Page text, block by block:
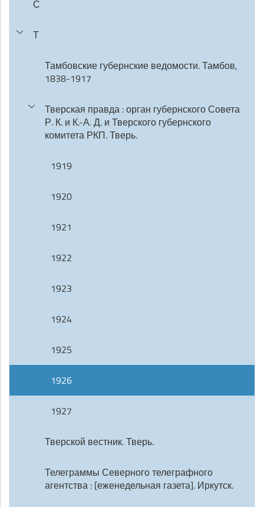
С
Т
Тамбовские губернские ведомости. Тамбов,
1838-1917
Тверская правда : орган губернского Совета
Р. К. и К.-А. Д. и Тверского губернского
комитета РКП. Тверь.
1919
1920
1921
1922
1923
1924
1925
1926
1927
Тверской вестник. Тверь.
Телеграммы Северного телеграфного
агентства : [еженедельная газета]. Иркутск.